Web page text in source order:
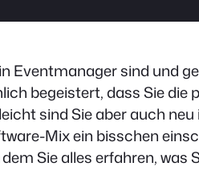
Eventmanager sind und
begeistert, dass Sie die
sind Sie aber auch neu
Mix ein bisschen
Sie alles erfahren, was